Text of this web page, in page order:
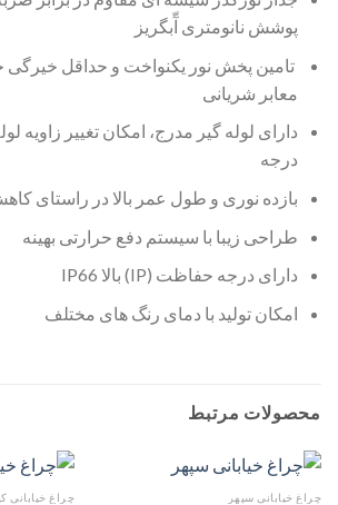
پوشش نانومتری آّبگریز
تامین پخش نور یکنواخت و حداقل خیرگی
معابر شریانی
درجه
بازده نوری و طول عمر بالا در راستای
طراحی زیبا با سیستم دفع حرارتی بهینه
دارای درجه حفاظت (IP) بالا IP66
امکان تولید با دمای رنگ های مختلف
محصولات مرتبط
چراغ خیابانی سپهر چراغ خیابانی